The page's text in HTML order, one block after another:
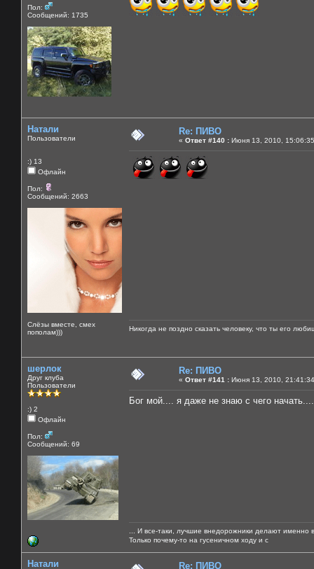
Пол:
Сообщений: 1735
Натали
Пользователи
:) 13
Офлайн
Пол:
Сообщений: 2663
Слёзы вместе, смех
пополам)))
Re: ПИВО
« Ответ #140 : Июня 13, 2010,
Никогда не поздно сказать человеку, что ты его
шерлок
Друг клуба
Пользователи
:) 2
Офлайн
Пол:
Сообщений: 69
Re: ПИВО
« Ответ #141 : Июня 13, 2010,
Бог мой.... я даже не знаю с чего
... И все-таки, лучшие внедорожники делают именно
Только почему-то на гусеничном ходу и с
Натали Re: ПИВО